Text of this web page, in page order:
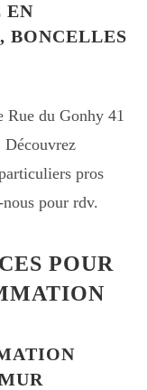
EN
BONCELLES
Rue du Gonhy 41
Découvrez
pros
pour rdv.
POUR